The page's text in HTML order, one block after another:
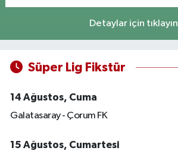
Detaylar için tıklayın
Süper Lig Fikstür
14 Ağustos, Cuma
Galatasaray - Çorum FK
15 Ağustos, Cumartesi